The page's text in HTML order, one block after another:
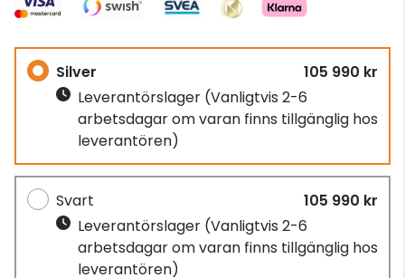
Silver
105 990 kr
Leverantörslager (Vanligtvis 2-6
arbetsdagar om varan finns tillgänglig hos
leverantören)
Svart
105 990 kr
Leverantörslager (Vanligtvis 2-6
arbetsdagar om varan finns tillgänglig hos
leverantören)